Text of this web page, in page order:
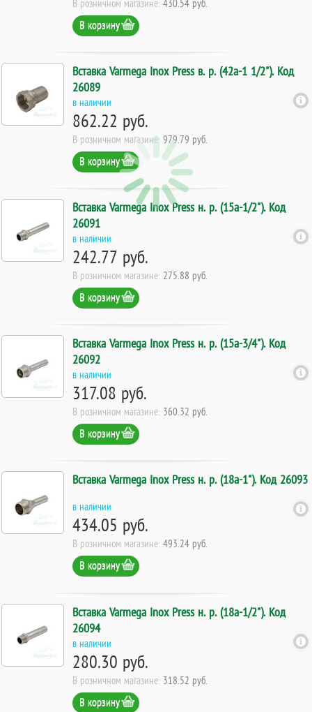
В корзину
Вставка Varmega Inox Press в. р. (42а-1 1/2"). Код
26089
в наличии
862.22 руб.
В розничном магазине: 979.79 руб.
В корзину
Вставка Varmega Inox Press н. р. (15а-1/2"). Код
26091
в наличии
242.77 руб.
В розничном магазине: 275.88 руб.
В корзину
Вставка Varmega Inox Press н. р. (15а-3/4"). Код
26092
в наличии
317.08 руб.
В розничном магазине: 360.32 руб.
В корзину
Вставка Varmega Inox Press н. р. (18а-1"). Код 26093
в наличии
434.05 руб.
В розничном магазине: 493.24 руб.
В корзину
Вставка Varmega Inox Press н. р. (18а-1/2"). Код
26094
в наличии
280.30 руб.
В розничном магазине: 318.52 руб.
В корзину